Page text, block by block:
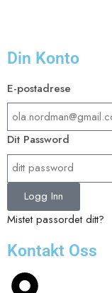
Din Konto
E-postadrese​
Dit Password
Logg Inn
Mistet passordet ditt?
Kontakt Oss